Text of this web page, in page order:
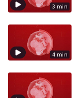
3 min
4 min